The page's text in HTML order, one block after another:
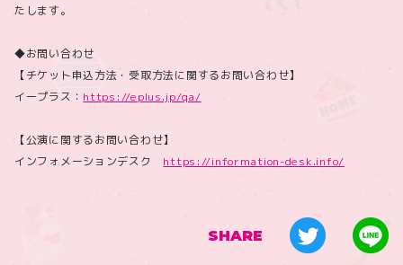
たします。
◆お問い合わせ
【チケット申込方法・受取方法に関するお問い合わせ】
イープラス： https://eplus.jp/qa/
【公演に関するお問い合わせ】
インフォメーションデスク https://information-desk.info/
SHARE